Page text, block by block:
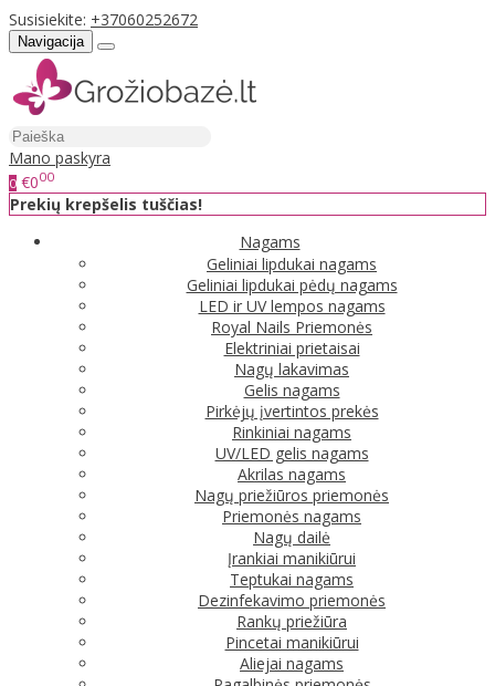
Susisiekite: +37060252672
Navigacija
Mano paskyra
0 €000
Prekių krepšelis tuščias!
Nagams
Geliniai lipdukai nagams
Geliniai lipdukai pėdų nagams
LED ir UV lempos nagams
Royal Nails Priemonės
Elektriniai prietaisai
Nagų lakavimas
Gelis nagams
Pirkėjų įvertintos prekės
Rinkiniai nagams
UV/LED gelis nagams
Akrilas nagams
Nagų priežiūros priemonės
Priemonės nagams
Nagų dailė
Įrankiai manikiūrui
Teptukai nagams
Dezinfekavimo priemonės
Rankų priežiūra
Pincetai manikiūrui
Aliejai nagams